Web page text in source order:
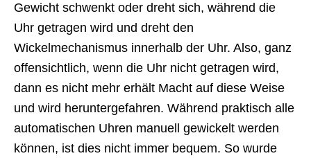
Gewicht schwenkt oder dreht sich, während die
Uhr getragen wird und dreht den
Wickelmechanismus innerhalb der Uhr. Also, ganz
offensichtlich, wenn die Uhr nicht getragen wird,
dann es nicht mehr erhält Macht auf diese Weise
und wird heruntergefahren. Während praktisch alle
automatischen Uhren manuell gewickelt werden
können, ist dies nicht immer bequem. So wurde